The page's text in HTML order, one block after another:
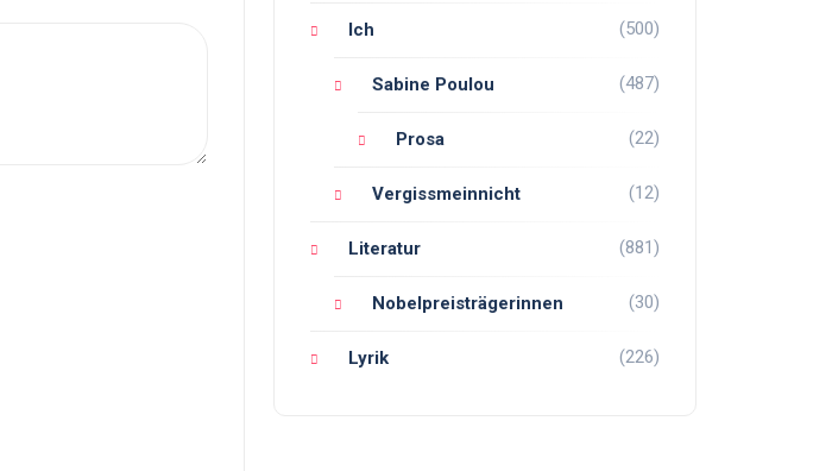
Ich (500)
Sabine Poulou (487)
Prosa (22)
Vergissmeinnicht (12)
Literatur (881)
Nobelpreisträgerinnen (30)
Lyrik (226)